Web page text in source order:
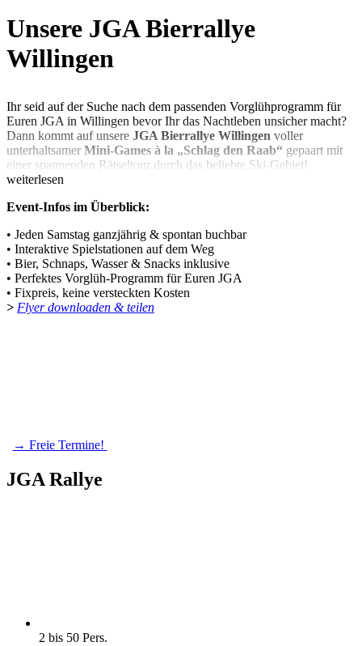
Unsere JGA Bierrallye
Willingen
Ihr seid auf der Suche nach dem passenden Vorglühprogramm für
Euren JGA in Willingen bevor Ihr das Nachtleben unsicher macht?
Dann kommt auf unsere JGA Bierrallye Willingen voller
unterhaltsamer Mini-Games à la „Schlag den Raab“ gepaart mit
einer spannenden Rätseltour durch das beliebte Ski-Gebiet!
weiterlesen
Event-Infos im Überblick:
• Jeden Samstag ganzjährig & spontan buchbar
• Interaktive Spielstationen auf dem Weg
• Bier, Schnaps, Wasser & Snacks inklusive
• Perfektes Vorglüh-Programm für Euren JGA
• Fixpreis, keine versteckten Kosten
> Flyer downloaden & teilen
→ Freie Termine!
JGA Rallye
2 bis 50 Pers.